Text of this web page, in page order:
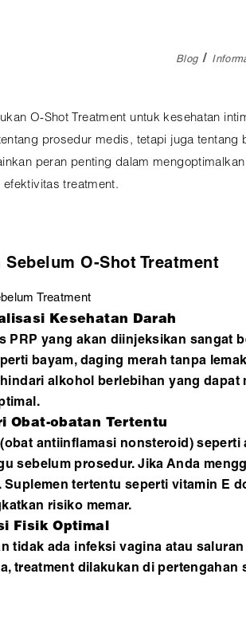
Blog
O-Shot Treatment untuk kesehatan
prosedur medis, tetapi juga
peran penting dalam
efektivitas treatment.
Sebelum O-Shot Treatment
Treatment
Kesehatan Darah
PRP yang akan diinjeksikan sangat
bayam, daging merah tanpa
alkohol berlebihan yang dapat
Obat-obatan Tertentu
(obat antiinflamasi nonsteroid)
sebelum prosedur. Jika Anda
Suplemen tertentu seperti vitamin E
risiko memar.
Fisik Optimal
tidak ada infeksi vagina atau
treatment dilakukan di